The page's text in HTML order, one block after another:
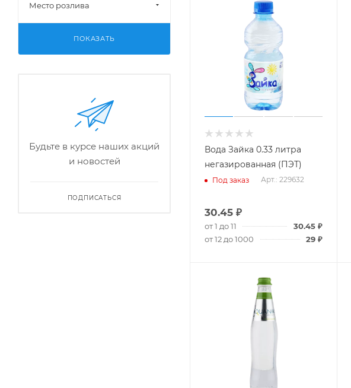
Вода Зайка 0.33 литра
негазированная (ПЭТ)
Под заказ Арт.: 229632
30.45 ₽
от 1 до 11 30.45 ₽
от 12 до 1000
29 ₽
Место розлива
ПОКАЗАТЬ
Будьте в курсе наших акций
и новостей
ПОДПИСАТЬСЯ